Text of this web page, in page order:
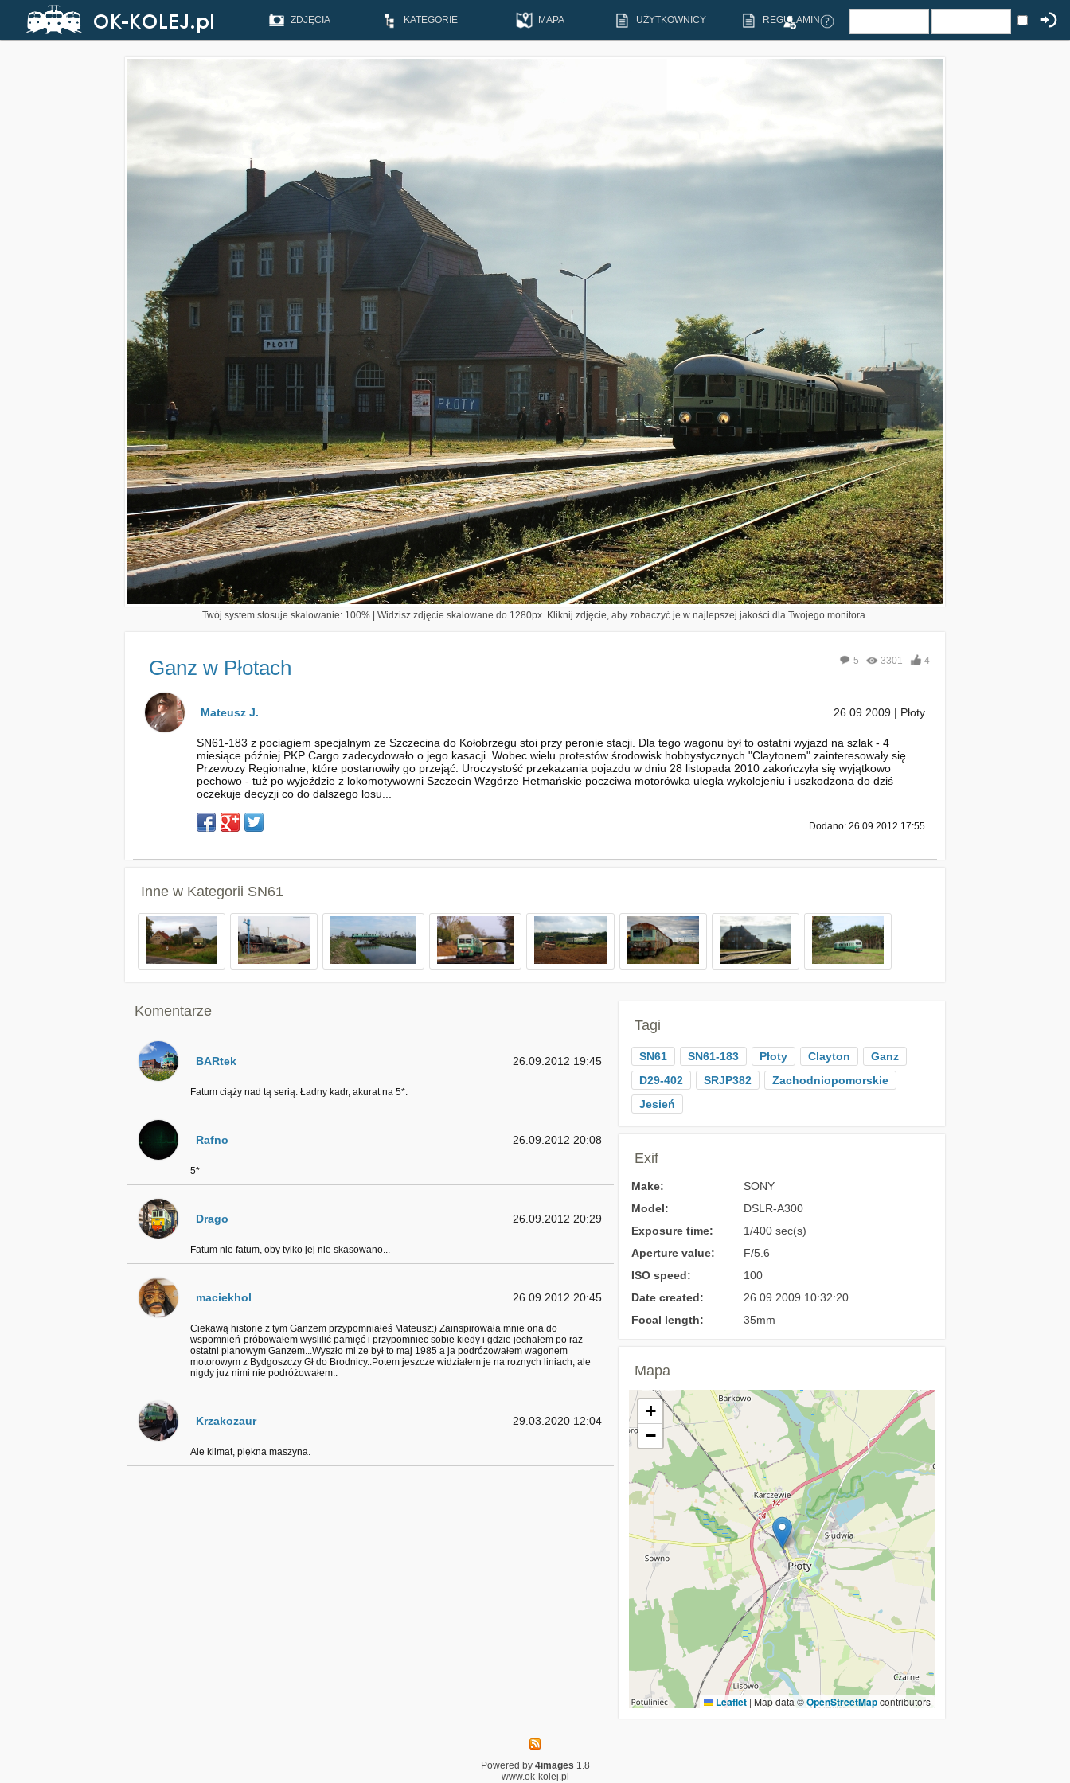
ZDJĘCIA KATEGORIE MAPA UŻYTKOWNICY REGULAMIN
Twój system stosuje skalowanie: 100% | Widzisz zdjęcie skalowane do 1280px. Kliknij zdjęcie, aby zobaczyć je w najlepszej jakości dla Twojego monitora.
Ganz w Płotach 5 3301 4
Mateusz J. 26.09.2009 | Płoty
SN61-183 z pociagiem specjalnym ze Szczecina do Kołobrzegu stoi przy peronie stacji. Dla tego wagonu był to ostatni wyjazd na szlak - 4
miesiące później PKP Cargo zadecydowało o jego kasacji. Wobec wielu protestów środowisk hobbystycznych "Claytonem" zainteresowały się
Przewozy Regionalne, które postanowiły go przejąć. Uroczystość przekazania pojazdu w dniu 28 listopada 2010 zakończyła się wyjątkowo
pechowo - tuż po wyjeździe z lokomotywowni Szczecin Wzgórze Hetmańskie poczciwa motorówka uległa wykolejeniu i uszkodzona do dziś
oczekuje decyzji co do dalszego losu...
Dodano: 26.09.2012 17:55
Inne w Kategorii SN61
Komentarze
BARtek 26.09.2012 19:45
Fatum ciąży nad tą serią. Ładny kadr, akurat na 5*.
Rafno 26.09.2012 20:08
5*
Drago 26.09.2012 20:29
Fatum nie fatum, oby tylko jej nie skasowano...
maciekhol 26.09.2012 20:45
Ciekawą historie z tym Ganzem przypomniałeś Mateusz:) Zainspirowała mnie ona do
wspomnień-próbowałem wyslilić pamięć i przypomniec sobie kiedy i gdzie jechałem po raz
ostatni planowym Ganzem...Wyszło mi ze był to maj 1985 a ja podrózowałem wagonem
motorowym z Bydgoszczy Gł do Brodnicy..Potem jeszcze widziałem je na roznych liniach, ale
nigdy juz nimi nie podróżowałem..
Krzakozaur 29.03.2020 12:04
Ale klimat, piękna maszyna.
Tagi
SN61 SN61-183 Płoty Clayton
Ganz
D29-402
SRJP382
Zachodniopomorskie
Jesień
Exif
Make:
SONY
Model:
DSLR-A300
Exposure time:
1/400 sec(s)
Aperture value:
F/5.6
ISO speed:
100
Date created:
26.09.2009 10:32:20
Focal length:
35mm
Mapa
+
−
Leaflet | Map data ©OpenStreetMapcontributors
Powered by 4images 1.8
www.ok-kolej.pl